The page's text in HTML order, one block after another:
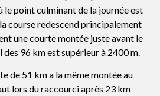
le point culminant de la journée est
course redescend principalement
une courte montée juste avant le
96 km est supérieur à 2400 m.
de 51 km a la même montée au
lors du raccourci après 23 km